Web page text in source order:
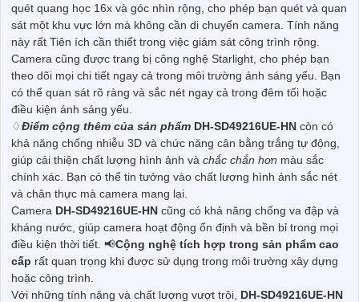
quét quang học 16x và góc nhìn rộng, cho phép bạn quét và quan
sát một khu vực lớn mà không cần di chuyển camera. Tính năng
này rất Tiên ích cần thiết trong việc giám sát công trình rộng.
Camera cũng được trang bị công nghệ Starlight, cho phép bạn
theo dõi mọi chi tiết ngay cả trong môi trường ánh sáng yếu. Bạn
có thể quan sát rõ ràng và sắc nét ngay cả trong đêm tối hoặc
điều kiện ánh sáng yếu.
♢Điểm cộng thêm của sản phẩm DH-SD49216UE-HN còn có
khả năng chống nhiễu 3D và chức năng cân bằng trắng tự động,
giúp cải thiện chất lượng hình ảnh và chắc chắn hơn màu sắc
chính xác. Bạn có thể tin tưởng vào chất lượng hình ảnh sắc nét
và chân thực mà camera mang lại.
Camera DH-SD49216UE-HN cũng có khả năng chống va đập và
kháng nước, giúp camera hoạt động ổn định và bền bỉ trong mọi
điều kiện thời tiết. 📢Cộng nghệ tích hợp trong sản phẩm cao
cấp rất quan trọng khi được sử dụng trong môi trường xây dựng
hoặc công trình.
Với những tính năng và chất lượng vượt trội, DH-SD49216UE-HN